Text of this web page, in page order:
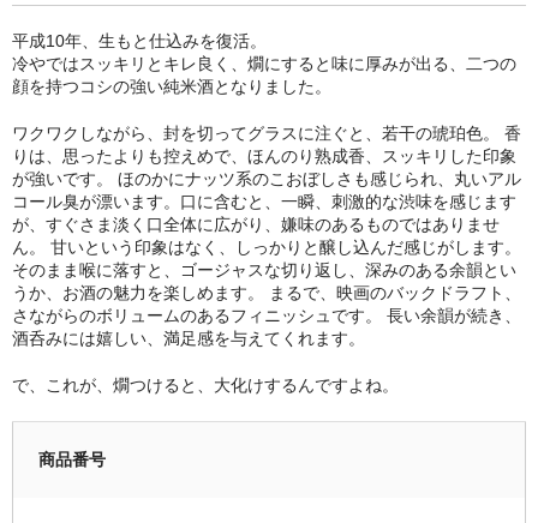
黒龍酒造 [黒龍・九頭龍]
栃倉酒造 [米百俵]
鳥屋酒造 [池月]
瀬頭酒造 [東長]
安福又四郎商店 [大黒正宗]
お支払・配送
運営者情報
平成10年、生もと仕込みを復活。
冷やではスッキリとキレ良く、燗にすると味に厚みが出る、二つの
顔を持つコシの強い純米酒となりました。
ワクワクしながら、封を切ってグラスに注ぐと、若干の琥珀色。 香
りは、思ったよりも控えめで、ほんのり熟成香、スッキリした印象
が強いです。 ほのかにナッツ系のこおぼしさも感じられ、丸いアル
コール臭が漂います。口に含むと、一瞬、刺激的な渋味を感じます
が、すぐさま淡く口全体に広がり、嫌味のあるものではありませ
ん。 甘いという印象はなく、しっかりと醸し込んだ感じがします。
そのまま喉に落すと、ゴージャスな切り返し、深みのある余韻とい
うか、お酒の魅力を楽しめます。 まるで、映画のバックドラフト、
さながらのボリュームのあるフィニッシュです。 長い余韻が続き、
酒呑みには嬉しい、満足感を与えてくれます。
で、これが、燗つけると、大化けするんですよね。
商品番号